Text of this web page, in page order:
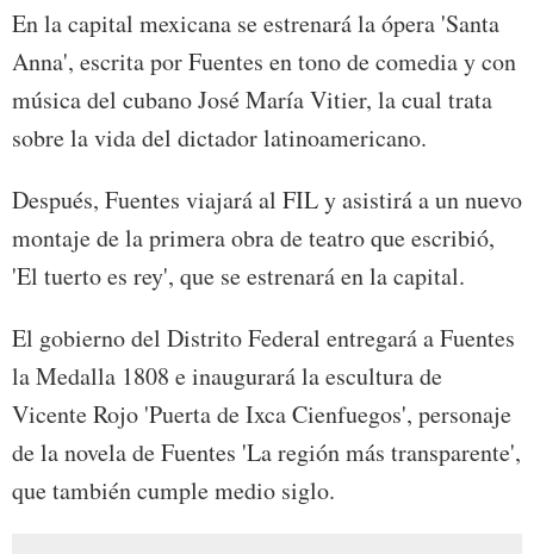
En la capital mexicana se estrenará la ópera 'Santa
Anna', escrita por Fuentes en tono de comedia y con
música del cubano José María Vitier, la cual trata
sobre la vida del dictador latinoamericano.
Después, Fuentes viajará al FIL y asistirá a un nuevo
montaje de la primera obra de teatro que escribió,
'El tuerto es rey', que se estrenará en la capital.
El gobierno del Distrito Federal entregará a Fuentes
la Medalla 1808 e inaugurará la escultura de
Vicente Rojo 'Puerta de Ixca Cienfuegos', personaje
de la novela de Fuentes 'La región más transparente',
que también cumple medio siglo.